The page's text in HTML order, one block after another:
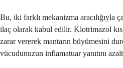
Bu, iki farklı mekanizma aracılığıyla
ilaç olarak kabul edilir. Klotrimazol
zarar vererek mantarın büyümesini
vücudunuzun inflamatuar yanıtını